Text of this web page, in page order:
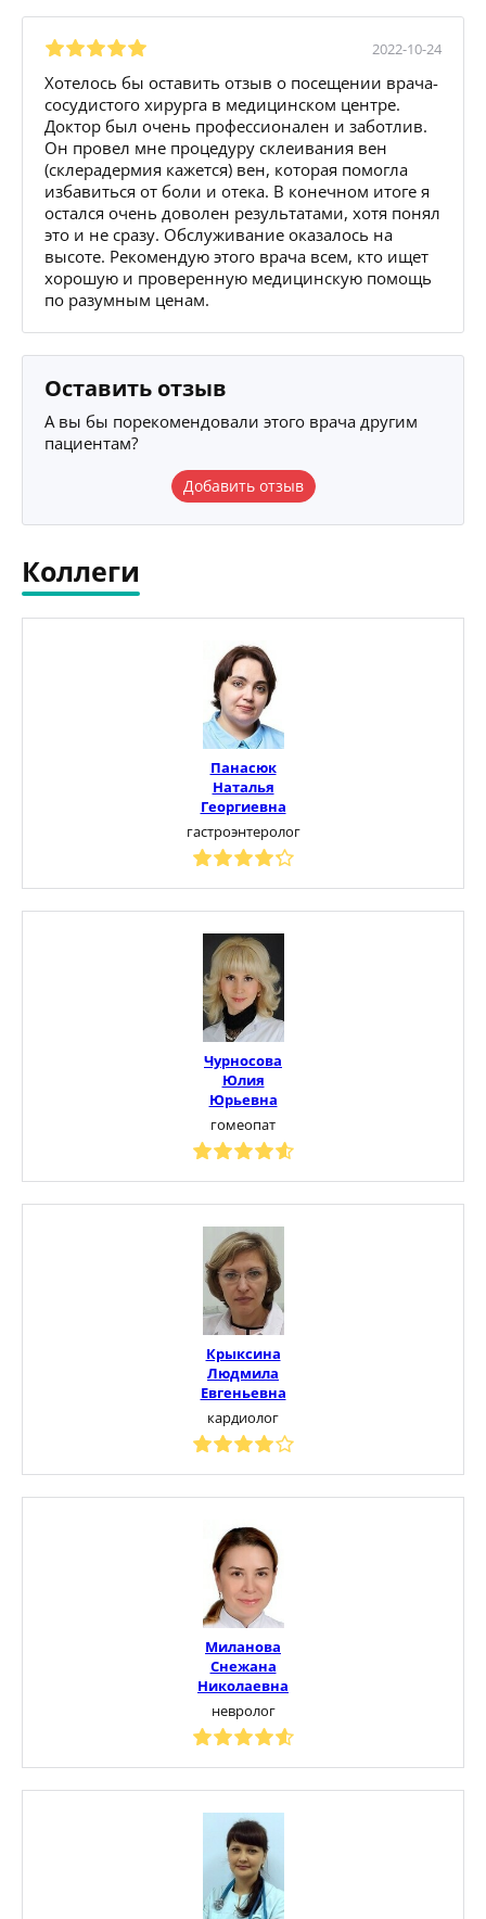
2022-10-24
Хотелось бы оставить отзыв о посещении врача-
сосудистого хирурга в медицинском центре.
Доктор был очень профессионален и заботлив.
Он провел мне процедуру склеивания вен
(склерадермия кажется) вен, которая помогла
избавиться от боли и отека. В конечном итоге я
остался очень доволен результатами, хотя понял
это и не сразу. Обслуживание оказалось на
высоте. Рекомендую этого врача всем, кто ищет
хорошую и проверенную медицинскую помощь
по разумным ценам.
Оставить отзыв
А вы бы порекомендовали этого врача другим
пациентам?
Добавить отзыв
Коллеги
Панасюк
Наталья
Георгиевна
гастроэнтеролог
Чурносова
Юлия
Юрьевна
гомеопат
Крыксина
Людмила
Евгеньевна
кардиолог
Миланова
Снежана
Николаевна
невролог